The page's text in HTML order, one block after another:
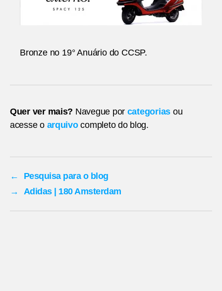
Bronze no 19° Anuário do CCSP.
Quer ver mais? Navegue por categorias ou
acesse o arquivocompleto do blog.
←
Pesquisa para o blog
→
Adidas | 180 Amsterdam